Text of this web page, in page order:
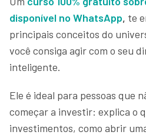
disponível no WhatsApp, te
principais conceitos do
você consiga agir com o seu
inteligente.
Ele é ideal para pessoas que
começar a investir: explica o
investimentos, como abrir